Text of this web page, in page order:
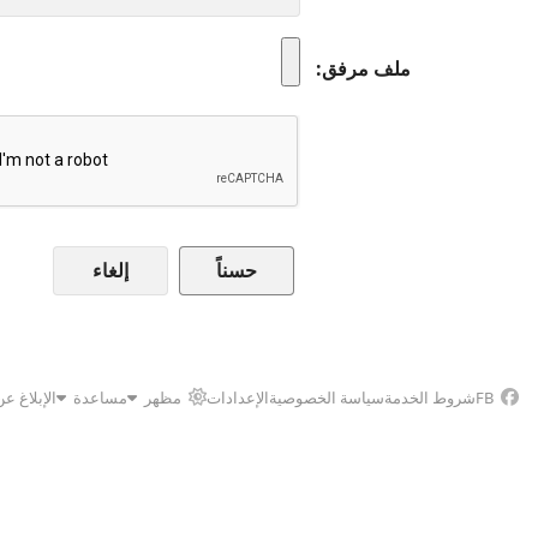
ملف مرفق
إلغاء
FBشروط الخدمةسياسة الخصوصيةالإعدادات مظهر مساعدة الإبلاغ